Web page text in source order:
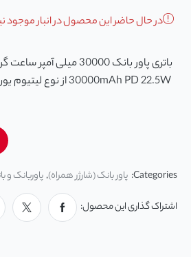
در حال حاضر این محصول در انبار
Categories: پاور بانک (شارژر همراه), پاوربانک و
اشتراک گذاری این محصول: